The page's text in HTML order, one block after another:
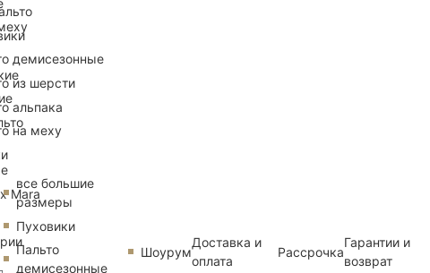
Mara
демисезонные
из шерсти
альпака
на меху
все большие
размеры
Пуховики
Пальто
демисезонные
Шоурум
Доставка и
оплата
Рассрочка
Гарантии и
возврат